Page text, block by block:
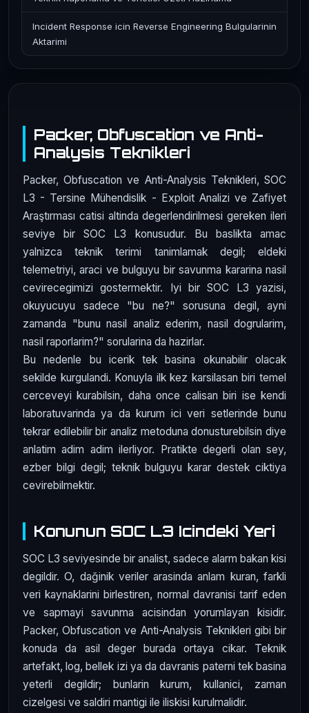
Packer, Obfuscation ve Anti-
Analysis Teknikleri
Packer, Obfuscation ve Anti-Analysis Teknikleri, SOC
L3 - Tersine Mühendislik - Exploit Analizi ve Zafiyet
Araştırması catisi altinda degerlendirilmesi gereken ileri
seviye bir SOC L3 konusudur. Bu baslikta amac
yalnizca teknik terimi tanimlamak degil; eldeki
telemetriyi, araci ve bulguyu bir savunma kararina nasil
cevirecegimizi gostermektir. Iyi bir SOC L3 yazisi,
okuyucuyu sadece "bu ne?" sorusuna degil, ayni
zamanda "bunu nasil analiz ederim, nasil dogrularim,
nasil raporlarim?" sorularina da hazirlar.
Bu nedenle bu icerik tek basina okunabilir olacak
sekilde kurgulandi. Konuyla ilk kez karsilasan biri temel
cerceveyi kurabilsin, daha once calisan biri ise kendi
laboratuvarinda ya da kurum ici veri setlerinde bunu
tekrar edilebilir bir analiz metoduna donusturebilsin diye
anlatim adim adim ilerliyor. Pratikte degerli olan sey,
ezber bilgi degil; teknik bulguyu karar destek ciktiya
cevirebilmektir.
Konunun SOC L3 Icindeki Yeri
SOC L3 seviyesinde bir analist, sadece alarm bakan kisi
degildir. O, dağinik veriler arasinda anlam kuran, farkli
veri kaynaklarini birlestiren, normal davranisi tarif eden
ve sapmayi savunma acisindan yorumlayan kisidir.
Packer, Obfuscation ve Anti-Analysis Teknikleri gibi bir
konuda da asil deger burada ortaya cikar. Teknik
artefakt, log, bellek izi ya da davranis paterni tek basina
yeterli degildir; bunlarin kurum, kullanici, zaman
cizelgesi ve saldiri mantigi ile iliskisi kurulmalidir.
Incident Response icin Reverse Engineering Bulgularinin
Aktarimi